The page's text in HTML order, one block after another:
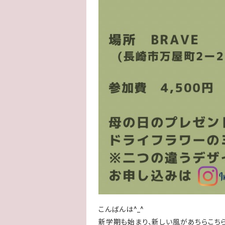
こんばんは^_^
新学期も始まり、新しい風があちらこち